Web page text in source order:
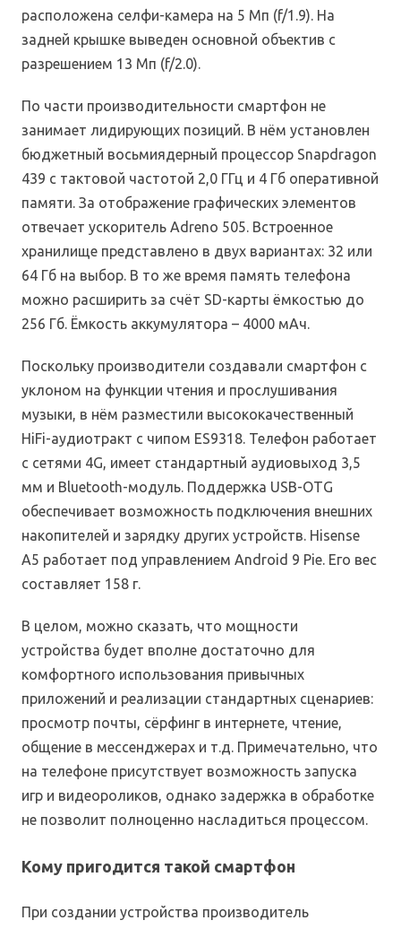
расположена селфи-камера на 5 Мп (f/1.9). На
задней крышке выведен основной объектив с
разрешением 13 Мп (f/2.0).
По части производительности смартфон не
занимает лидирующих позиций. В нём установлен
бюджетный восьмиядерный процессор Snapdragon
439 с тактовой частотой 2,0 ГГц и 4 Гб оперативной
памяти. За отображение графических элементов
отвечает ускоритель Adreno 505. Встроенное
хранилище представлено в двух вариантах: 32 или
64 Гб на выбор. В то же время память телефона
можно расширить за счёт SD-карты ёмкостью до
256 Гб. Ёмкость аккумулятора – 4000 мАч.
Поскольку производители создавали смартфон с
уклоном на функции чтения и прослушивания
музыки, в нём разместили высококачественный
HiFi-аудиотракт с чипом ES9318. Телефон работает
с сетями 4G, имеет стандартный аудиовыход 3,5
мм и Bluetooth-модуль. Поддержка USB-OTG
обеспечивает возможность подключения внешних
накопителей и зарядку других устройств. Hisense
A5 работает под управлением Android 9 Pie. Его вес
составляет 158 г.
В целом, можно сказать, что мощности
устройства будет вполне достаточно для
комфортного использования привычных
приложений и реализации стандартных сценариев:
просмотр почты, сёрфинг в интернете, чтение,
общение в мессенджерах и т.д. Примечательно, что
на телефоне присутствует возможность запуска
игр и видеороликов, однако задержка в обработке
не позволит полноценно насладиться процессом.
Кому пригодится такой смартфон
При создании устройства производитель